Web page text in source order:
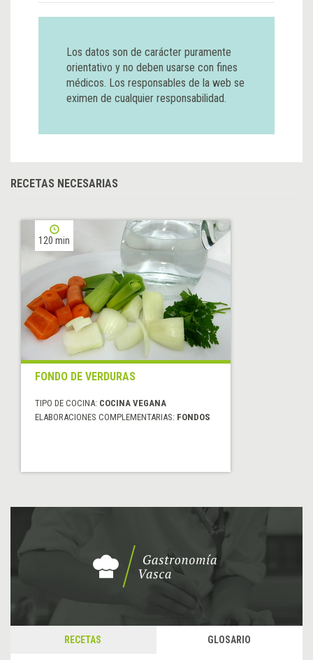
Los datos son de carácter puramente
orientativo y no deben usarse con fines
médicos. Los responsables de la web se
eximen de cualquier responsabilidad.
RECETAS NECESARIAS
120 min
FONDO DE VERDURAS
TIPO DE COCINA: COCINA VEGANA
ELABORACIONES COMPLEMENTARIAS: FONDOS
RECETAS GLOSARIO